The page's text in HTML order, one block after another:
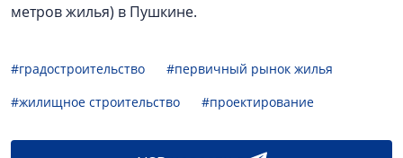
метров жилья) в Пушкине.
#градостроительство
#первичный рынок жилья
#жилищное строительство
#проектирование